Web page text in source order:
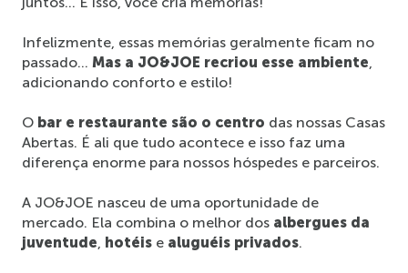
Infelizmente, essas memórias geralmente ficam no
passado… Mas a JO&JOE recriou esse ambiente,
adicionando conforto e estilo!
O bar e restaurante são o centro das nossas Casas
Abertas. É ali que tudo acontece e isso faz uma
diferença enorme para nossos hóspedes e parceiros.
A JO&JOE nasceu de uma oportunidade de
mercado. Ela combina o melhor dos albergues da
juventude, hotéis e aluguéis privados.